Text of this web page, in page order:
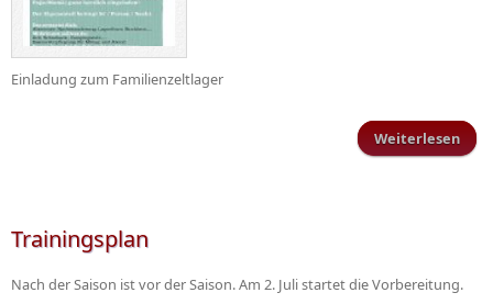
Einladung zum Familienzeltlager
Weiterlesen
Trainingsplan
Nach der Saison ist vor der Saison. Am 2. Juli startet die Vorbereitung.